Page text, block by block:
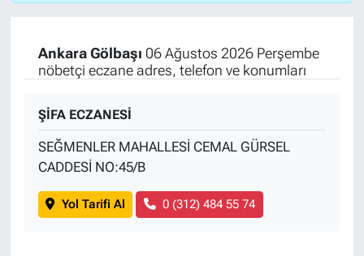
Ankara Gölbaşı 06 Ağustos 2026 Perşembe
nöbetçi eczane adres, telefon ve konumları
ŞİFA ECZANESİ
SEĞMENLER MAHALLESİ CEMAL GÜRSEL
CADDESİ NO:45/B
Yol Tarifi Al 0 (312) 484 55 74